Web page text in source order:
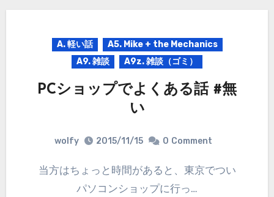
A. 軽い話
A5. Mike + the Mechanics
A9. 雑談
A9z. 雑談（ゴミ）
PCショップでよくある話 #無
い
wolfy 2015/11/15 0 Comment
当方はちょっと時間があると、東京でつい
パソコンショップに行っ…